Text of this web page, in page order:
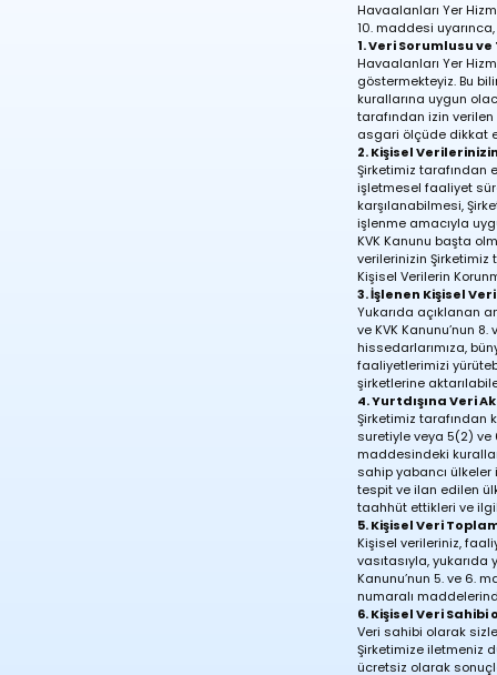
Havaalanları Yer
10. maddesi
1. Veri Sorumlusu
Havaalanları Yer
göstermekteyiz. Bu
kurallarına uygun
tarafından izin verilen
asgari ölçüde dikkat
2. Kişisel
Şirketimiz tarafından
işletmesel faaliyet
karşılanabilmesi,
işlenme amacıyla
KVK Kanunu başta
verilerinizin
Kişisel Verilerin
3. İşlenen Kişisel
Yukarıda açıklanan
ve KVK Kanunu’nun
hissedarlarımıza,
faaliyetlerimizi
şirketlerine
4. Yurtdışına Veri
Şirketimiz tarafından
suretiyle veya 5(2) ve
maddesindeki
sahip yabancı
tespit ve ilan edilen
taahhüt ettikleri ve
5. Kişisel Veri
Kişisel verileriniz,
vasıtasıyla,
Kanunu’nun 5. ve 6.
numaralı
6. Kişisel Veri Sahibi
Veri sahibi olarak
Şirketimize iletmeniz
ücretsiz olarak